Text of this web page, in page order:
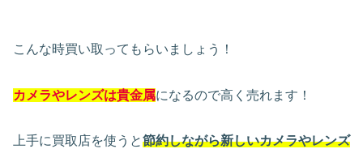
こんな時買い取ってもらいましょう！
カメラやレンズは貴金属になるので高く売れます！
上手に買取店を使うと節約しながら新しいカメラやレンズ